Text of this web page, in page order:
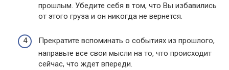
прошлым. Убедите себя в том, что Вы избавились
от этого груза и он никогда не вернется.
Прекратите вспоминать о событиях из прошлого,
направьте все свои мысли на то, что происходит
сейчас, что ждет впереди.